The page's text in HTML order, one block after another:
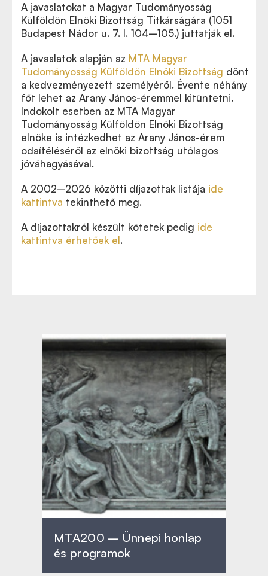
A javaslatokat a Magyar Tudományosság
Külföldön Elnöki Bizottság Titkárságára (1051
Budapest Nádor u. 7. I. 104–105.) juttatják el.
A javaslatok alapján az MTA Magyar
Tudományosság Külföldön Elnöki Bizottság dönt
a kedvezményezett személyéről. Évente néhány
főt lehet az Arany János-éremmel kitüntetni.
Indokolt esetben az MTA Magyar
Tudományosság Külföldön Elnöki Bizottság
elnöke is intézkedhet az Arany János-érem
odaítéléséről az elnöki bizottság utólagos
jóváhagyásával.
A 2002–2026 közötti díjazottak listája ide
kattintva tekinthető meg.
A díjazottakról készült kötetek pedig ide
kattintva érhetőek el.
MTA200 – Ünnepi honlap
és programok